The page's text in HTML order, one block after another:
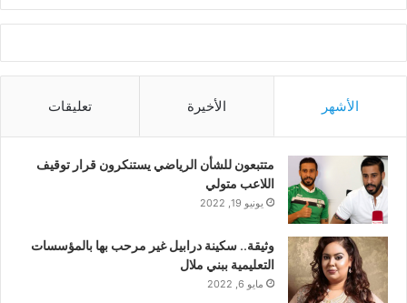
الأشهر الأخيرة تعليقات
متتبعون للشأن الرياضي يستنكرون قرار توقيف
اللاعب متولي
يونيو 19, 2022
وثيقة.. سكينة درابيل غير مرحب بها بالمؤسسات
التعليمية ببني ملال
مايو 6, 2022